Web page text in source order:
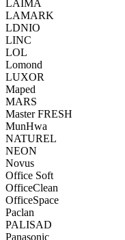
LAIMA
LAMARK
LDNIO
LINC
LOL
Lomond
LUXOR
Maped
MARS
Master FRESH
MunHwa
NATUREL
NEON
Novus
Office Soft
OfficeClean
OfficeSpace
Paclan
PALISAD
Panasonic